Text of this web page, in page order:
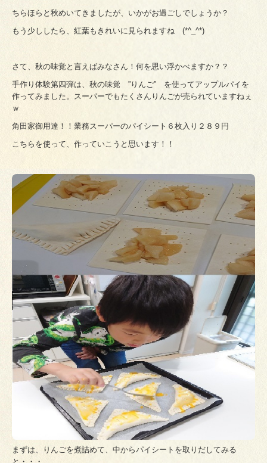
ちらほらと秋めいてきましたが、いかがお過ごしでしょうか？
もう少ししたら、紅葉もきれいに見られますね (*^_^*)
さて、秋の味覚と言えばみなさん！何を思い浮かべますか？？
手作り体験第四弾は、秋の味覚 ”りんご” を使ってアップルパイを
作ってみました。スーパーでもたくさんりんごが売られていますねぇ
ｗ
角田家御用達！！業務スーパーのパイシート６枚入り２８９円
こちらを使って、作っていこうと思います！！
まずは、りんごを煮詰めて、中からパイシートを取りだしてみる